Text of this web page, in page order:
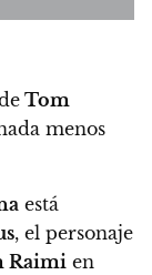
Tom
menos
está
, el personaje
Raimi en